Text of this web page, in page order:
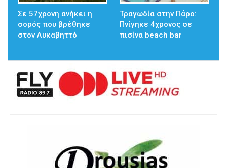
Σε 57χρονη ανήκει η
σορός που βρέθηκε
στον Λυκαβηττό
Τραγωδία στην Πάρο:
Πνίγηκε 4χρονος σε
πισίνα beach bar